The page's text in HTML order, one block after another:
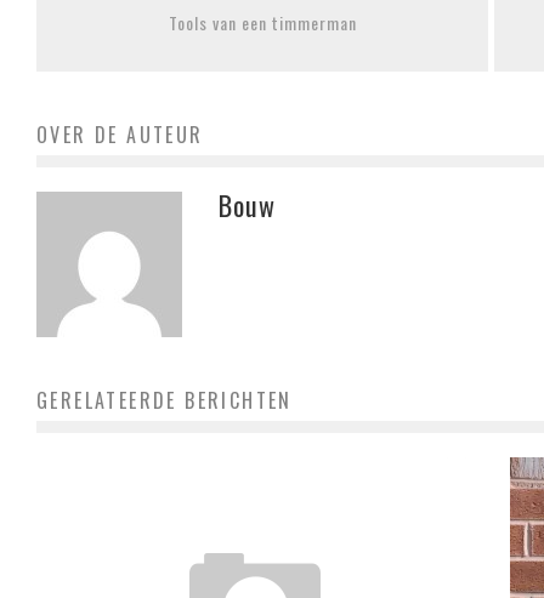
Tools van een timmerman
OVER DE AUTEUR
Bouw
GERELATEERDE BERICHTEN